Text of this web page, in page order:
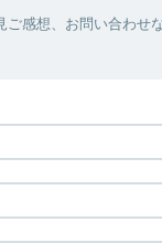
感想、お問い合わせ